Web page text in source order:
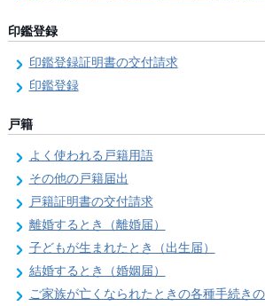
印鑑登録
印鑑登録証明書の交付請求
印鑑登録
戸籍
よく使われる戸籍用語
その他の戸籍届出
戸籍証明書の交付請求
離婚するとき（離婚届）
子どもが生まれたとき（出生届）
結婚するとき（婚姻届）
ご家族が亡くなられたときの各種手続きの